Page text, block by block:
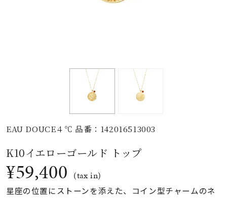
石の色
ファッションテイス
ト
EAU DOUCE４℃ 品番：142016513003
K10イエローゴールド トップ
¥59,400 (tax in)
星座の位置にストーンを添えた、コイン型チャームのネ